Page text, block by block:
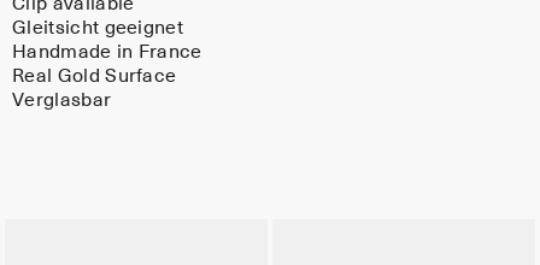
Gleitsicht geeignet
Handmade in France
Real Gold Surface
Verglasbar